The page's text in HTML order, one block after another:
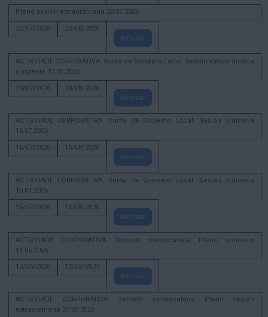
Pleno sesión extraordinaria 20.07.2026
22/07/2026
22/08/2026
Amosar
ACTIVIDADE CORPORATIVA. Xunta de Goberno Local. Sesión extraordinaria
y urgente 17.07.2026
20/07/2026
20/08/2026
Amosar
ACTIVIDADE CORPORATIVA. Xunta de Goberno Local. Sesión ordinaria
15.07.2026
16/07/2026
16/08/2026
Amosar
ACTIVIDADE CORPORATIVA. Xunta de Goberno Local. Sesión ordinaria
15.07.2026
15/07/2026
15/08/2026
Amosar
ACTIVIDADE CORPORATIVA. Decreto convocatoria Pleno ordinario
14.05.2026
12/05/2026
12/05/2027
Amosar
ACTIVIDADE CORPORATIVA Decreto convocatoria Pleno sesión
extraordinaria 27.03.2026